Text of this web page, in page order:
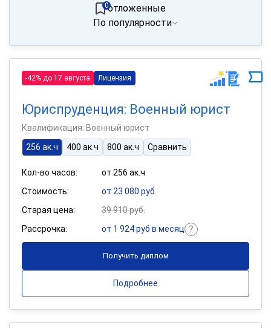
отложенные
0
По популярности
-42% до 17 августа Лицензия
Юриспруденция: Военный юрист
Квалификация: Военный юрист
256 ак.ч
400 ак.ч 800 ак.ч Сравнить
Кол-во часов:
от 256 ак.ч
Стоимость:
от 23 080 руб.
Старая цена:
39 910 руб.
Рассрочка:
от 1 924 руб в месяц
Получить диплом
Подробнее